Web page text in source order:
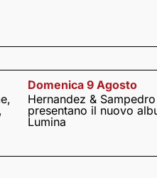
Domenica 9 Agosto
Hernandez & Sampedro
presentano il nuovo
Lumina